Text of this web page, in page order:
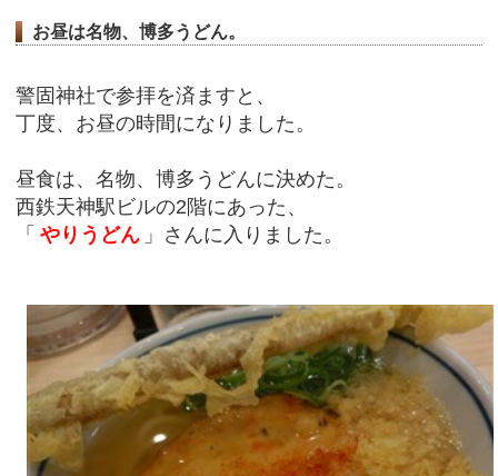
お昼は名物、博多うどん。
警固神社で参拝を済ますと、
丁度、お昼の時間になりました。
昼食は、名物、博多うどんに決めた。
西鉄天神駅ビルの2階にあった、
「 やりうどん 」さんに入りました。